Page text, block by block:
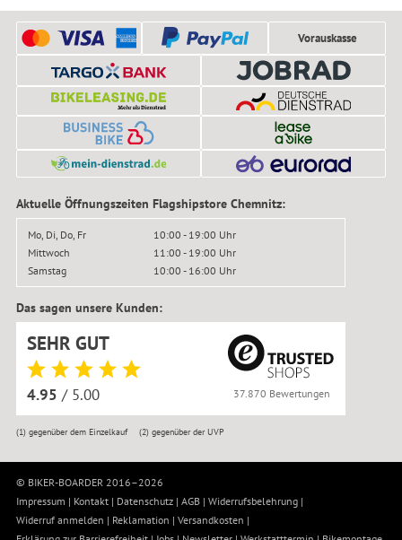
Vorauskasse
Aktuelle Öffnungszeiten Flagshipstore Chemnitz:
Mo, Di, Do, Fr
10:00 - 19:00 Uhr
Mittwoch
11:00 - 19:00 Uhr
Samstag
10:00 - 16:00 Uhr
Das sagen unsere Kunden:
SEHR GUT
4.95 / 5.00 37.870 Bewertungen
(1)gegenüber dem Einzelkauf (2) gegenüber der UVP
© BIKER-BOARDER 2016–2026
Impressum | Kontakt | Datenschutz | AGB | Widerrufsbelehrung |
Widerruf anmelden | Reklamation | Versandkosten |